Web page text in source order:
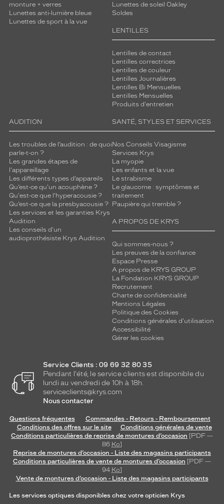
monture + verres
Lunettes anti-lumière bleue
Lunettes de sport à la vue
Lunettes de soleil Oakley
Soldes
LENTILLES
Lentilles de contact
Lentilles correctrices
Lentilles de couleur
Lentilles Journalières
Lentilles Bi Mensuelles
Lentilles Mensuelles
Produits d'entretien
AUDITION
Les troubles de l’audition : de quoi
parle-t-on ?
Les grandes étapes de
l'appareillage
Les différents types d’appareils
Qu’est-ce qu'un acouphène ?
Qu'est-ce que l'hyperacousie ?
Qu’est-ce que la presbyacousie ?
Les services et les garanties Krys
Audition
Les conseils d'un
audioprothésiste Krys Audition
SANTÉ, STYLES ET SERVICES
Nos Conseils Visagisme
Services Krys
La myopie
Les enfants et la vue
Le strabisme
Le glaucome : symptômes et
traitement
Paupière qui tremble ?
A PROPOS DE KRYS
Qui sommes-nous ?
Les preuves de la confiance
Espace Presse
A propos de KRYS GROUP
La Fondation KRYS GROUP
Recrutement
Charte de confidentialité
Mentions Légales
Politique des Cookies
Conditions générales d'utilisation
Accessibilité
Gérer les cookies
Service Clients : 09 69 32 80 35
Pendant l'été, le service clients est disponible du
lundi au vendredi de 10h à 18h.
serviceclients@krys.com
Nous contacter
Questions fréquentes
Commandes - Retours - Remboursement
Conditions des offres sur le site
Conditions générales de vente
Conditions particulières de reprise de montures d’occasion [PDF —
86 Ko]
Reprise de montures d’occasion - Liste des magasins participants
Conditions particulières de vente de montures d’occasion [PDF —
94 Ko]
Vente de montures d’occasion - Liste des magasins participants
Les services optiques disponibles chez votre opticien Krys